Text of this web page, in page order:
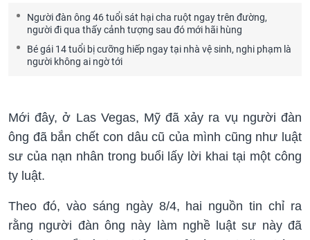
Người đàn ông 46 tuổi sát hại cha ruột ngay trên đường,
người đi qua thấy cảnh tượng sau đó mới hãi hùng
Bé gái 14 tuổi bị cưỡng hiếp ngay tại nhà vệ sinh, nghi phạm là
người không ai ngờ tới
Mới đây, ở Las Vegas, Mỹ đã xảy ra vụ người đàn
ông đã bắn chết con dâu cũ của mình cũng như luật
sư của nạn nhân trong buổi lấy lời khai tại một công
ty luật.
Theo đó, vào sáng ngày 8/4, hai nguồn tin chỉ ra
rằng người đàn ông này làm nghề luật sư này đã